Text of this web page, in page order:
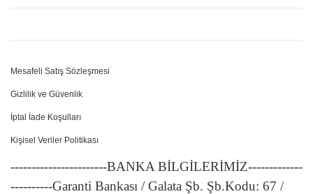
Mesafeli Satış Sözleşmesi
Gizlilik ve Güvenlik
İptal İade Koşulları
Kişisel Veriler Politikası
-----------------------BANKA BİLGİLERİMİZ-------------
----------Garanti Bankası / Galata Şb. Şb.Kodu: 67 /